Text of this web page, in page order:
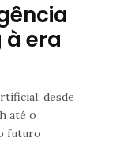
à era
desde
até o
futuro